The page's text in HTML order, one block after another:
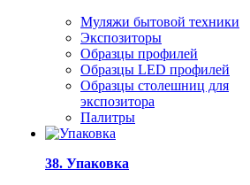
Муляжи бытовой техники
Экспозиторы
Образцы профилей
Образцы LED профилей
Образцы столешниц для
экспозитора
Палитры
38. Упаковка